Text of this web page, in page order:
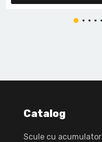
Catalog
Scule cu acumulator